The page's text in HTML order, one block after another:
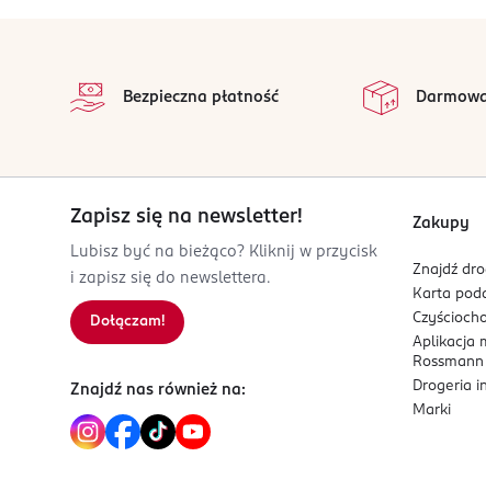
Kraków
PL-Polska
Kod EAN
5 902046 503024
Bezpieczna płatność
Zapisz się na newsletter!
Lubisz być na bieżąco? Kliknij w przycisk
i zapisz się do newslettera.
Dołączam!
Znajdź nas również na:
Zakupy
Znajdź
Karta
Aplikacja
Drogeria
Marki